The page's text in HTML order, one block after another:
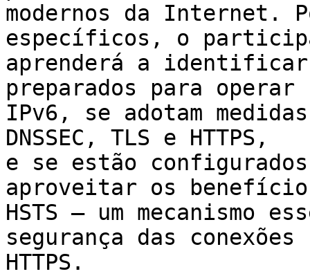
modernos da Internet.
específicos, o
aprenderá a
preparados para operar
IPv6, se adotam
DNSSEC, TLS e HTTPS,
e se estão
aproveitar os
HSTS — um mecanismo
segurança das conexões
HTTPS.